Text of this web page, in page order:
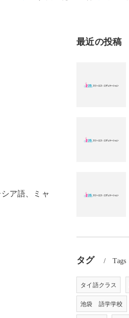
ア語、ミャ
最近の投稿
タグ Tags
タイ語クラス
池袋 語学学校